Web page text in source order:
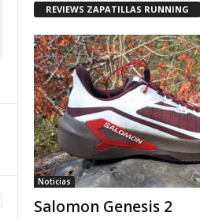
REVIEWS ZAPATILLAS RUNNING
Noticias
Salomon Genesis 2